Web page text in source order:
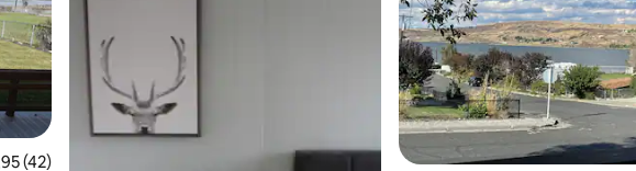
moyenne sur la base de 42 commentaires : 4,95 sur 5
(42)